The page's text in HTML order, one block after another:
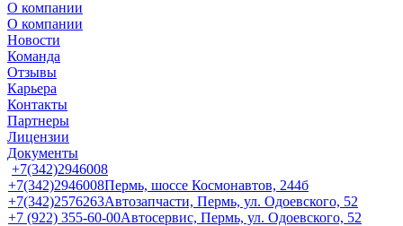
О компании
О компании
Новости
Команда
Отзывы
Карьера
Контакты
Партнеры
Лицензии
Документы
+7(342)2946008
+7(342)2946008Пермь, шоссе Космонавтов, 244б
+7(342)2576263Автозапчасти, Пермь, ул. Одоевского, 52
+7 (922) 355-60-00Автосервис, Пермь, ул. Одоевского, 52